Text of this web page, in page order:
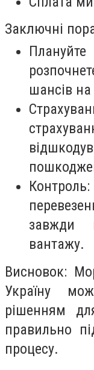
Заключні
шансів
завжди
вантажу.
Висновок:
Україну
рішенням
правильно
процесу.